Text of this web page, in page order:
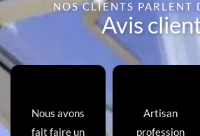
NOS CLIENTS PARLENT
Avis
Nous avons
fait faire un
Artisan
profession